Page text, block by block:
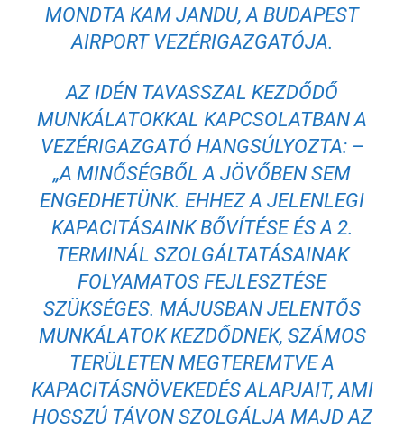
MONDTA KAM JANDU, A BUDAPEST
AIRPORT VEZÉRIGAZGATÓJA.
AZ IDÉN TAVASSZAL KEZDŐDŐ
MUNKÁLATOKKAL KAPCSOLATBAN A
VEZÉRIGAZGATÓ HANGSÚLYOZTA: –
„A MINŐSÉGBŐL A JÖVŐBEN SEM
ENGEDHETÜNK. EHHEZ A JELENLEGI
KAPACITÁSAINK BŐVÍTÉSE ÉS A 2.
TERMINÁL SZOLGÁLTATÁSAINAK
FOLYAMATOS FEJLESZTÉSE
SZÜKSÉGES. MÁJUSBAN JELENTŐS
MUNKÁLATOK KEZDŐDNEK, SZÁMOS
TERÜLETEN MEGTEREMTVE A
KAPACITÁSNÖVEKEDÉS ALAPJAIT, AMI
HOSSZÚ TÁVON SZOLGÁLJA MAJD AZ